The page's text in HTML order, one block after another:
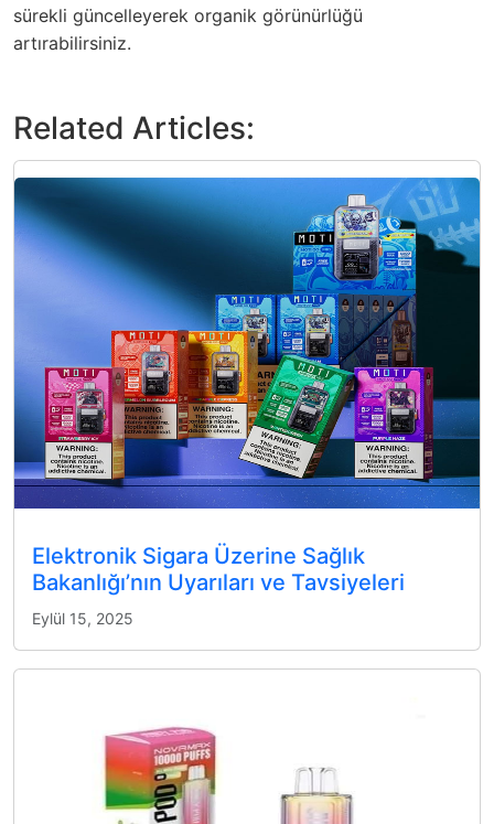
sürekli güncelleyerek organik görünürlüğü
artırabilirsiniz.
Related Articles:
Elektronik Sigara Üzerine Sağlık
Bakanlığı’nın Uyarıları ve Tavsiyeleri
Eylül 15, 2025